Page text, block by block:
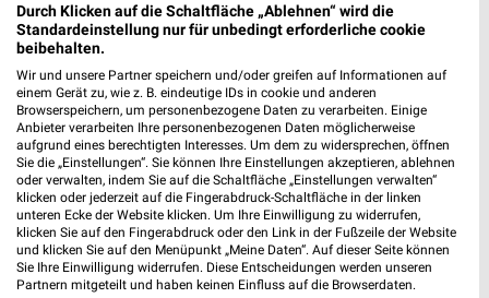
hagebaumarkt Haltern am See
Krumme Meer 3
45721 Haltern am See
Heute 08:00 - 18:00 Uhr | Geschlossen
434,54 km
hagebaumarkt Dortmund
Breisenbachstr. 102
44357 Dortmund
Durch Klicken auf die Schaltfläche „Ablehnen“ wird die
Standardeinstellung nur für unbedingt erforderliche cookie
beibehalten.
Wir und unsere Partner speichern und/oder greifen auf Informationen auf
einem Gerät zu, wie z. B. eindeutige IDs in cookie und anderen
Browserspeichern, um personenbezogene Daten zu verarbeiten. Einige
Anbieter verarbeiten Ihre personenbezogenen Daten möglicherweise
aufgrund eines berechtigten Interesses. Um dem zu widersprechen, öffnen
Sie die „Einstellungen“. Sie können Ihre Einstellungen akzeptieren, ablehnen
oder verwalten, indem Sie auf die Schaltfläche „Einstellungen verwalten“
klicken oder jederzeit auf die Fingerabdruck-Schaltfläche in der linken
unteren Ecke der Website klicken. Um Ihre Einwilligung zu widerrufen,
klicken Sie auf den Fingerabdruck oder den Link in der Fußzeile der Website
und klicken Sie auf den Menüpunkt „Meine Daten“. Auf dieser Seite können
Sie Ihre Einwilligung widerrufen. Diese Entscheidungen werden unseren
Partnern mitgeteilt und haben keinen Einfluss auf die Browserdaten.